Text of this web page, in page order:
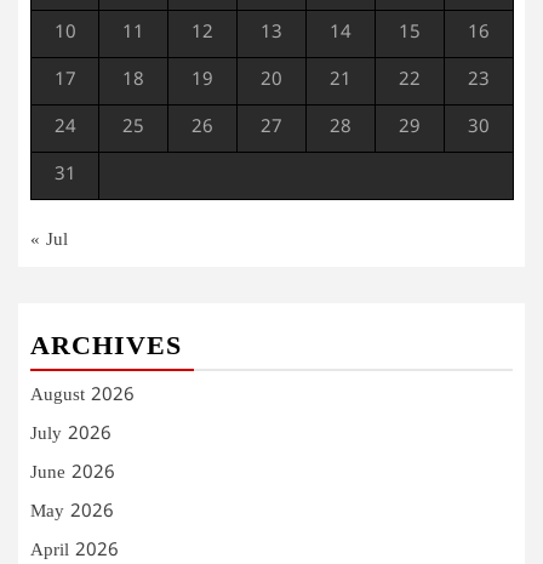
10 11 12 13 14 15 16
17 18 19 20 21 22 23
24 25 26 27 28 29 30
31
« Jul
ARCHIVES
August 2026
July 2026
June 2026
May 2026
April 2026